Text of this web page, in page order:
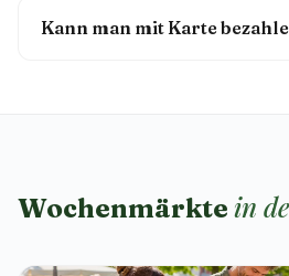
Kann man mit Karte
Wochenmärkte in